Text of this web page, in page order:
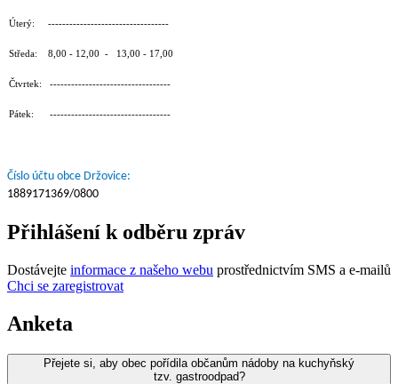
Úterý: ----------------------------------
Středa: 8,00 - 12,00 - 13,00 - 17,00
Čtvrtek: ----------------------------------
Pátek: ----------------------------------
Číslo účtu obce Držovice:
1889171369/0800
Přihlášení k odběru zpráv
Dostávejte informace z našeho webu prostřednictvím SMS a e-mailů
Chci se zaregistrovat
Anketa
Přejete si, aby obec pořídila občanům nádoby na kuchyňský
tzv. gastroodpad?